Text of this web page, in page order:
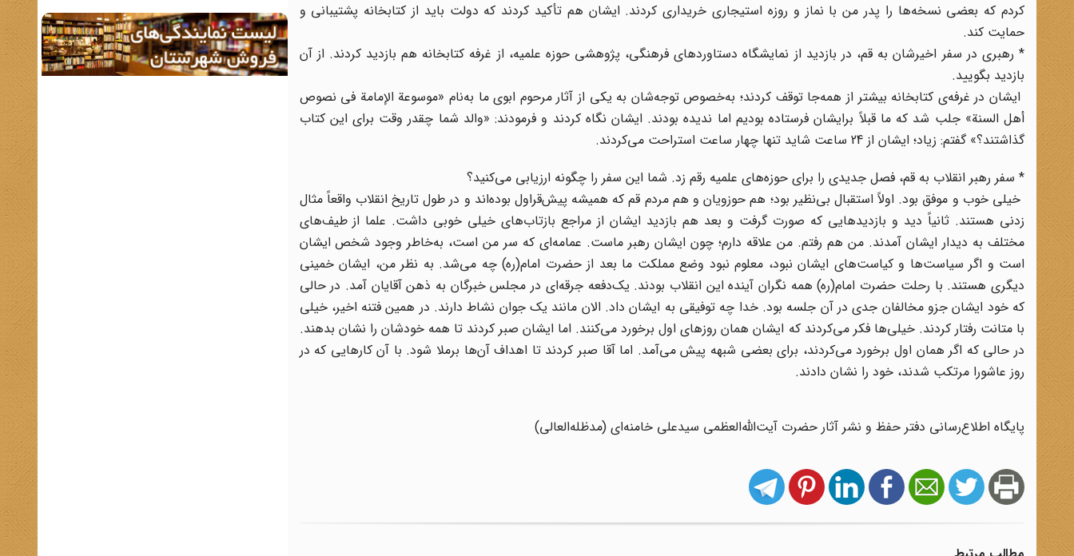
کردم که بعضی نسخه‌ها را پدر من با نماز و روزه استیجاری خریداری کردند. ایشان هم تأکید کردند که دولت باید از کتابخانه پشتیبانی و
حمایت کند.
* رهبری در سفر اخیرشان به قم، در بازدید از نمایشگاه دستاوردهای فرهنگی، پژوهشی حوزه علمیه، از غرفه کتابخانه هم بازدید کردند. از آن
بازدید بگویید.
ایشان در غرفه‌ی کتابخانه بیشتر از همه‌جا توقف کردند؛ به‌خصوص توجه‌شان به یکی از آثار مرحوم ابوی ما به‌نام «موسوعة الإمامة فی نصوص
أهل السنة» جلب شد که ما قبلاً برایشان فرستاده بودیم اما ندیده بودند. ایشان نگاه کردند و فرمودند: «والد شما چقدر وقت برای این کتاب
گذاشتند؟» گفتم: زیاد؛ ایشان از 24 ساعت شاید تنها چهار ساعت استراحت می‌کردند.
* سفر رهبر انقلاب به قم، فصل جدیدی را برای حوزه‌های علمیه رقم زد. شما این سفر را چگونه ارزیابی می‌کنید؟
خیلی خوب و موفق بود. اولاً استقبال بی‌نظیر بود؛ هم حوزویان و هم مردم قم که همیشه پیش‌قراول بوده‌اند و در طول تاریخ انقلاب واقعاً مثال
زدنی هستند. ثانیاً دید و بازدیدهایی که صورت گرفت و بعد هم بازدید ایشان از مراجع بازتاب‌های خیلی خوبی داشت. علما از طیف‌های
مختلف به دیدار ایشان آمدند. من هم رفتم. من علاقه دارم؛ چون ایشان رهبر ماست. عمامه‌ای که سر من است، به‌خاطر وجود شخص ایشان
است و اگر سیاست‌ها و کیاست‌های ایشان نبود، معلوم نبود وضع مملکت ما بعد از حضرت امام(ره) چه می‌شد. به نظر من، ایشان خمینی
دیگری هستند. با رحلت حضرت امام(ره) همه نگران آینده این انقلاب بودند. یک‌دفعه جرقه‌ای در مجلس خبرگان به ذهن آقایان آمد. در حالی
که خود ایشان جزو مخالفان جدی در آن جلسه بود. خدا چه توفیقی به ایشان داد. الان مانند یک جوان نشاط دارند. در همین فتنه اخیر، خیلی
با متانت رفتار کردند. خیلی‌ها فکر می‌کردند که ایشان همان روزهای اول برخورد می‌کنند. اما ایشان صبر کردند تا همه خودشان را نشان بدهند.
در حالی که اگر همان اول برخورد می‌کردند، برای بعضی شبهه پیش می‌آمد. اما آقا صبر کردند تا اهداف آن‌ها برملا شود. با آن کارهایی که در
روز عاشورا مرتکب شدند، خود را نشان دادند.
پایگاه اطلاع‌رسانی دفتر حفظ و نشر آثار حضرت آیت‌الله‌العظمی سیدعلی خامنه‌ای (مد‌ظله‌العالی)